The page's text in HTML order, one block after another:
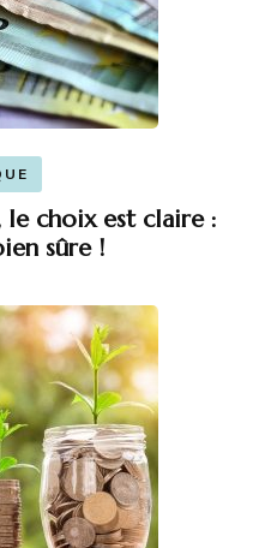
choix est claire :
sûre !